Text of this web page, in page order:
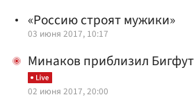
«Россию строят мужики»
03 июня 2017, 10:17
Минаков приблизил
02 июня 2017, 20:00